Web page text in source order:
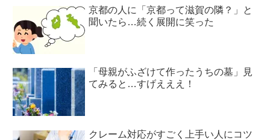
京都の人に「京都って滋賀の隣？」と
聞いたら…続く展開に笑った
「母親がふざけて作ったうちの墓」見
てみると…すげえええ！
クレーム対応がすごく上手い人にコツ